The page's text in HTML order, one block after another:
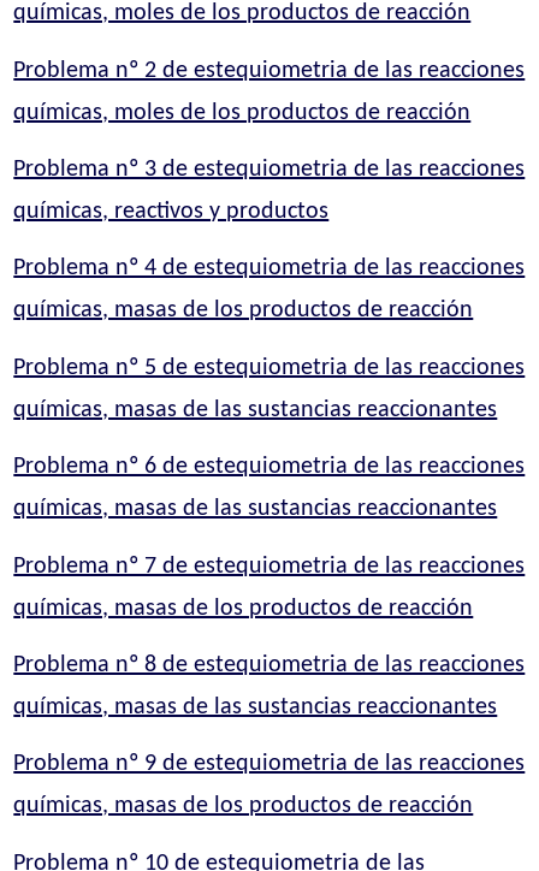
químicas, moles de los productos de reacción
Problema nº 2 de estequiometria de las reacciones
químicas, moles de los productos de reacción
Problema nº 3 de estequiometria de las reacciones
químicas, reactivos y productos
Problema nº 4 de estequiometria de las reacciones
químicas, masas de los productos de reacción
Problema nº 5 de estequiometria de las reacciones
químicas, masas de las sustancias reaccionantes
Problema nº 6 de estequiometria de las reacciones
químicas, masas de las sustancias reaccionantes
Problema nº 7 de estequiometria de las reacciones
químicas, masas de los productos de reacción
Problema nº 8 de estequiometria de las reacciones
químicas, masas de las sustancias reaccionantes
Problema nº 9 de estequiometria de las reacciones
químicas, masas de los productos de reacción
Problema nº 10 de estequiometria de las